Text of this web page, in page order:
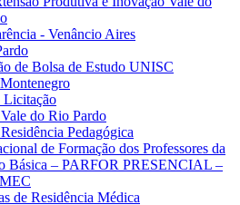
- Venâncio Aires
de Bolsa de Estudo UNISC
Licitação
do Rio Pardo
Pedagógica
de Formação dos Professores da
Básica – PARFOR PRESENCIAL –
de Residência Médica